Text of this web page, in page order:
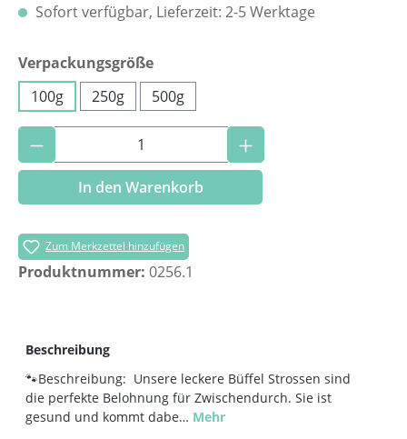
Sofort verfügbar, Lieferzeit: 2-5 Werktage
Verpackungsgrößeauswählen
100g
250g 500g
Produkt Anzahl: Gib den gewünschten
In den Warenkorb
Zum Merkzettel hinzufügen
Produktnummer: 0256.1
Beschreibung
🐾Beschreibung: Unsere leckere Büffel Strossen sind
die perfekte Belohnung für Zwischendurch. Sie ist
gesund und kommt dabe… Mehr